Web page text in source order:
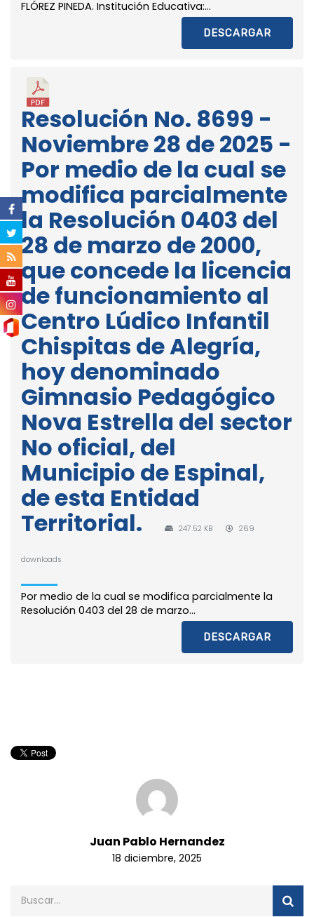
FLÓREZ PINEDA. Institución Educativa:...
DESCARGAR
Resolución No. 8699 -
Noviembre 28 de 2025 -
Por medio de la cual se
modifica parcialmente
la Resolución 0403 del
28 de marzo de 2000,
que concede la licencia
de funcionamiento al
Centro Lúdico Infantil
Chispitas de Alegría,
hoy denominado
Gimnasio Pedagógico
Nova Estrella del sector
No oficial, del
Municipio de Espinal,
de esta Entidad
Territorial.
247.52 KB 269
downloads
Por medio de la cual se modifica parcialmente la
Resolución 0403 del 28 de marzo...
DESCARGAR
Juan Pablo Hernandez
18 diciembre, 2025